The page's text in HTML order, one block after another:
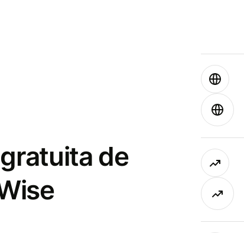
de